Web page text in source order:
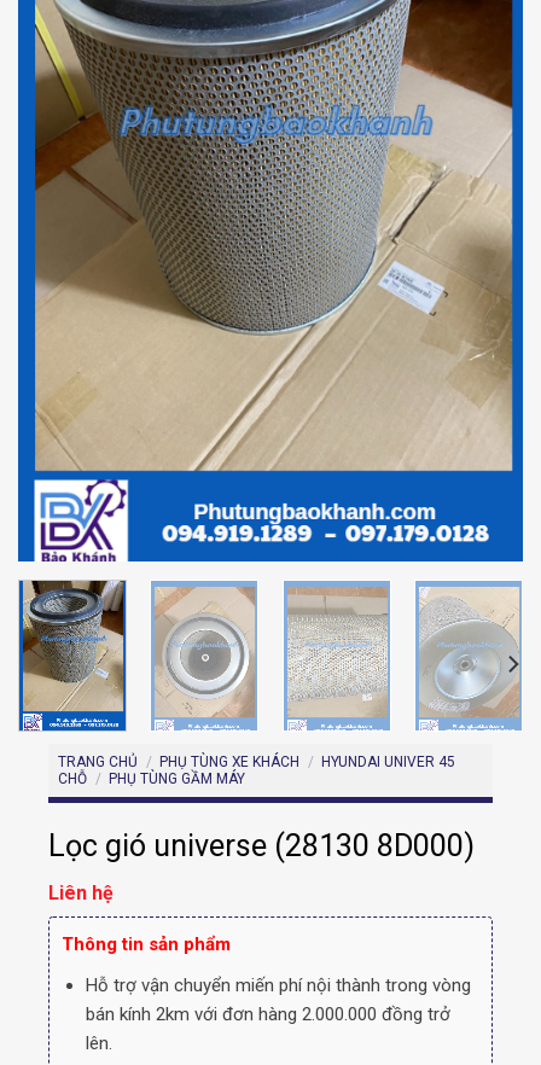
TRANG CHỦ / PHỤ TÙNG XE KHÁCH / HYUNDAI UNIVER 45
CHỖ / PHỤ TÙNG GẦM MÁY
Lọc gió universe (28130 8D000)
Liên hệ
Thông tin sản phẩm
Hỗ trợ vận chuyển miến phí nội thành trong vòng
bán kính 2km với đơn hàng 2.000.000 đồng trở
lên.